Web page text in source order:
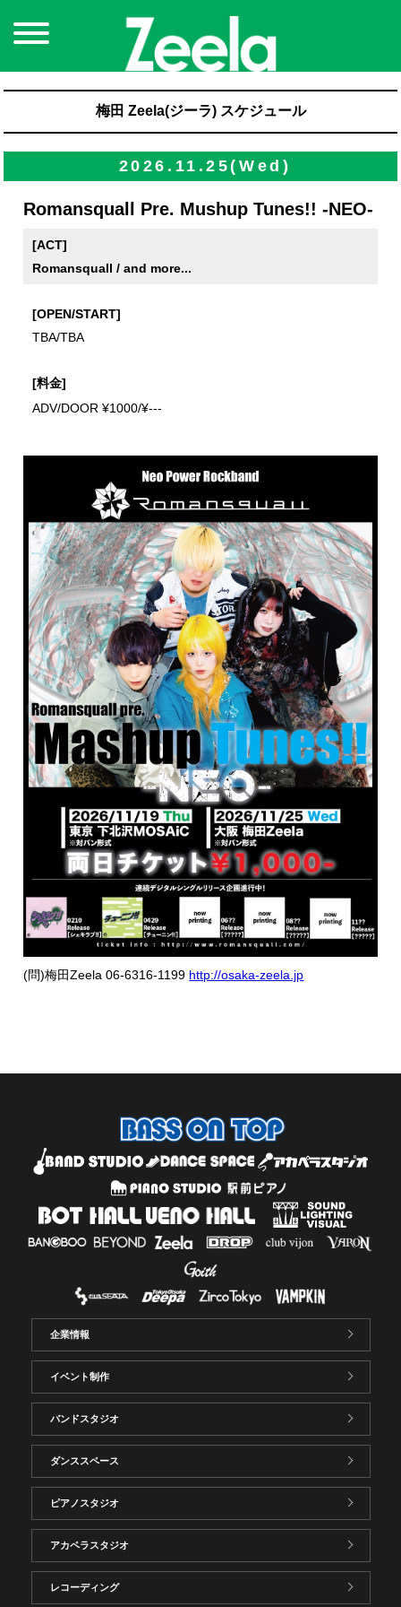
梅田 Zeela(ジーラ) スケジュール
2026.11.25(Wed)
Romansquall Pre. Mushup Tunes!! -NEO-
[ACT]
Romansquall / and more...
[OPEN/START]
TBA/TBA
[料金]
ADV/DOOR ¥1000/¥---
(問)梅田Zeela 06-6316-1199 http://osaka-zeela.jp
企業情報
イベント制作
バンドスタジオ
ダンススペース
ピアノスタジオ
アカペラスタジオ
レコーディング